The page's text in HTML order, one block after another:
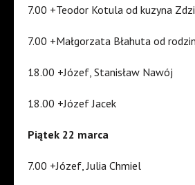
7.00 +Teodor Kotula od kuzyna
7.00 +Małgorzata Błahuta od
18.00 +Józef, Stanisław Nawój
18.00 +Józef Jacek
Piątek 22 marca
7.00 +Józef, Julia Chmiel